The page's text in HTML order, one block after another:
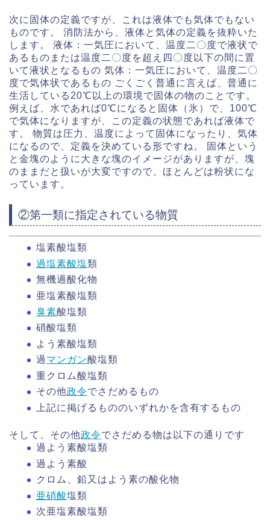
次に固体の定義ですが、これは液体でも気体でもない
ものです。 消防法から、液体と気体の定義を抜粋いた
します。 液体：一気圧において、温度二〇度で液状で
あるものまたは温度二〇度を超え四〇度以下の間に置
いて液状となるもの 気体：一気圧において、温度二〇
度で気体状であるもの ごくごく普通に言えば、普通に
生活している20℃以上の環境で固体の物のことです。
例えば、水であれば0℃になると固体（氷）で、100℃
で気体になりますが、この定義の状態であれば液体で
す。 物質は圧力、温度によって固体になったり、気体
になるので、定義を決めている形ですね。 固体という
と金塊のように大きな塊のイメージがありますが、塊
のままだと扱いが大変ですので、ほとんどは粉状にな
っています。
②第一類に指定されている物質
塩素酸塩類
過塩素酸塩類
無機過酸化物
亜塩素酸塩類
臭素酸塩類
硝酸塩類
よう素酸塩類
過 マンガン酸塩類
重クロム酸塩類
その他政令でさだめるもの
上記に掲げるもののいずれかを含有するもの
そして、その他政令でさだめる物は以下の通りです
過よう素酸塩類
過よう素酸
クロム、鉛又はよう素の酸化物
亜硝酸塩類
次亜塩素酸塩類